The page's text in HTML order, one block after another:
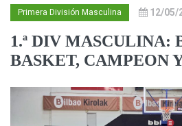
Primera División Masculina 12/05/
1.ª DIV MASCULINA:
BASKET, CAMPEON